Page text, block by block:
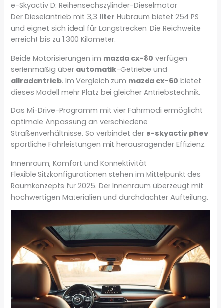
e-Skyactiv D: Reihensechszylinder-Dieselmotor
Der Dieselantrieb mit 3,3 liter Hubraum bietet 254 PS
und eignet sich ideal für Langstrecken. Die Reichweite
erreicht bis zu 1.300 Kilometer.
Beide Motorisierungen im mazda cx-80 verfügen
serienmäßig über automatik-Getriebe und
allradantrieb. Im Vergleich zum mazda cx-60 bietet
dieses Modell mehr Platz bei gleicher Antriebstechnik.
Das Mi-Drive-Programm mit vier Fahrmodi ermöglicht
optimale Anpassung an verschiedene
Straßenverhältnisse. So verbindet der e-skyactiv phev
sportliche Fahrleistungen mit herausragender Effizienz.
Innenraum, Komfort und Konnektivität
Flexible Sitzkonfigurationen stehen im Mittelpunkt des
Raumkonzepts für 2025. Der Innenraum überzeugt mit
hochwertigen Materialien und durchdachter Aufteilung.